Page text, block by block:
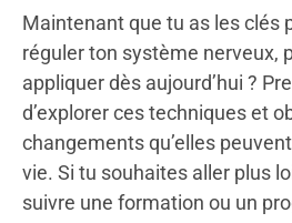
Maintenant que tu as les clés
réguler ton système nerveux,
appliquer dès aujourd’hui ?
d’explorer ces techniques et
changements qu’elles
vie. Si tu souhaites aller plus
suivre une formation ou un